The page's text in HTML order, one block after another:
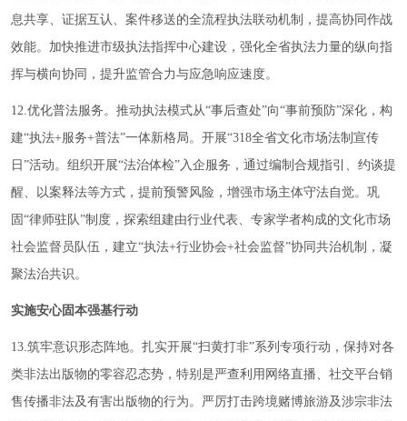
息共享、证据互认、案件移送的全流程执法联动机制，提高协同作战
效能。加快推进市级执法指挥中心建设，强化全省执法力量的纵向指
挥与横向协同，提升监管合力与应急响应速度。
12.优化普法服务。推动执法模式从“事后查处”向“事前预防”深化，构
建“执法+服务+普法”一体新格局。开展“318全省文化市场法制宣传
日”活动。组织开展“法治体检”入企服务，通过编制合规指引、约谈提
醒、以案释法等方式，提前预警风险，增强市场主体守法自觉。巩
固“律师驻队”制度，探索组建由行业代表、专家学者构成的文化市场
社会监督员队伍，建立“执法+行业协会+社会监督”协同共治机制，凝
聚法治共识。
实施安心固本强基行动
13.筑牢意识形态阵地。扎实开展“扫黄打非”系列专项行动，保持对各
类非法出版物的零容忍态势，特别是严查利用网络直播、社交平台销
售传播非法及有害出版物的行为。严厉打击跨境赌博旅游及涉宗非法